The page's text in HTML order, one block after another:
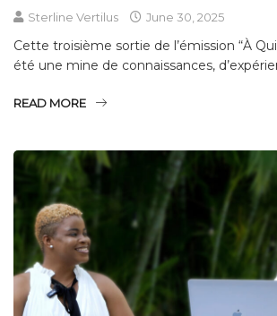
Sterline Vertilus June 30, 2025
Cette troisième sortie de l’émission “À
été une mine de connaissances,
READ MORE